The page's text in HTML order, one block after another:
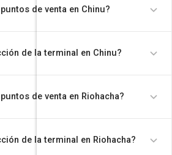
de venta en Chinu?
de la terminal en Chinu?
de venta en Riohacha?
de la terminal en Riohacha?